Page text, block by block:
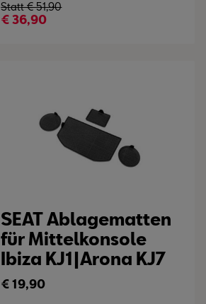
Statt €51,90
€36,90
SEAT Ablagematten
für Mittelkonsole
Ibiza KJ1|Arona KJ7
€19,90